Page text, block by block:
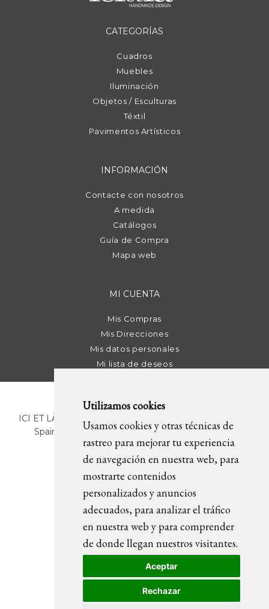
Utilizamos cookies
Usamos cookies y otras técnicas de
rastreo para mejorar tu experiencia
de navegación en nuestra web, para
mostrarte contenidos
personalizados y anuncios
adecuados, para analizar el tráfico
en nuestra web y para comprender
de donde llegan nuestros visitantes.
Aceptar
Rechazar
CATEGORÍAS
Cuadros
Muebles
Iluminación
Objetos / Esculturas
Téxtil
Pavimentos Artísticos
INFORMACIÓN
Contacte con nosotros
A medida
Catálogos
Guía de Compra
Mapa web
MI CUENTA
Mis Compras
Mis Direcciones
Mis datos personales
Mi lista de deseos
ICI ET LÀ | C/ Sant Pere Més Alt, 43 | 08003 Barcelona.
Spain | T. +34 93 268 78 43 | +34 630 82 09 89 |
info@icietla.com | Cookies
SÍGUENOS